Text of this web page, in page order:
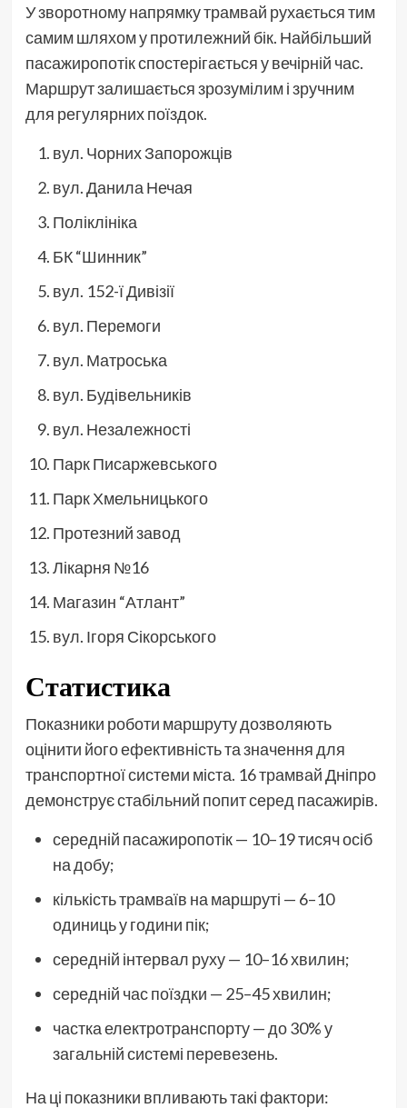
У зворотному напрямку трамвай рухається тим
самим шляхом у протилежний бік. Найбільший
пасажиропотік спостерігається у вечірній час.
Маршрут залишається зрозумілим і зручним
для регулярних поїздок.
вул. Чорних Запорожців
вул. Данила Нечая
Поліклініка
БК “Шинник”
вул. 152-ї Дивізії
вул. Перемоги
вул. Матроська
вул. Будівельників
вул. Незалежності
Парк Писаржевського
Парк Хмельницького
Протезний завод
Лікарня №16
Магазин “Атлант”
вул. Ігоря Сікорського
Статистика
Показники роботи маршруту дозволяють
оцінити його ефективність та значення для
транспортної системи міста. 16 трамвай Дніпро
демонструє стабільний попит серед пасажирів.
середній пасажиропотік — 10–19 тисяч осіб
на добу;
кількість трамваїв на маршруті — 6–10
одиниць у години пік;
середній інтервал руху — 10–16 хвилин;
середній час поїздки — 25–45 хвилин;
частка електротранспорту — до 30% у
загальній системі перевезень.
На ці показники впливають такі фактори: